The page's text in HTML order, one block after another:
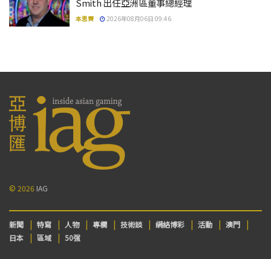
Smith 出任亞洲區董事總經理
本思齊 2026年08月06日 09:46
© 2026 IAG
新聞 特寫 人物 專欄 技術談 網絡博彩 活動
澳門
日本
區域 50强